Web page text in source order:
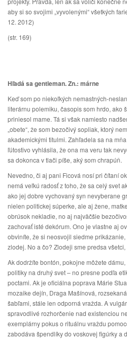
aby si so svojimi „vyvolenými“ všetkých
12. 2012)
(str. 169)
Hľadá sa gentleman. Zn.: márne
Keď som po niekoľkých nemastných-
literárnu polemiku, časopis som hrdo, ako
priniesol mame. Tá si však namiesto
„obete“, že som bezočivý sopliak, ktorý
akademickými titulmi. Zahľadela sa na
ľútostivo vyhlásila, že ona ma veru tak
sa dokonca v tlači píše, aký som chrapúň.
Nevedno, či aj pani Ficová nosí pri čítaní
nemá veľkú radosť z toho, že sa celý svet
ako jej dobre vychovaný syn nevyberane
nielen politickej súperke, ale aj žene,
obrúsok nekladie, no aj najväčšie
zachovať isté dekórum. Ono je vlastne aj
obviníte, že si neosvojil siedme
zlodej. No a čo? Zlodeji sme predsa
Ak dodržíte bontón, pokojne môžete
politiky na druhý svet – no presne podľa
poctami. Ak je oficiálna poprava Márie
mozaike dejín, Draga Mašínová,
šabľami, stále len odporná vražda. A
spravodlivé rozhorčenie nad existenciou
exemplárny pokus o rituálnu vraždu
zabodáva špendlíky do voskovej figúrky a